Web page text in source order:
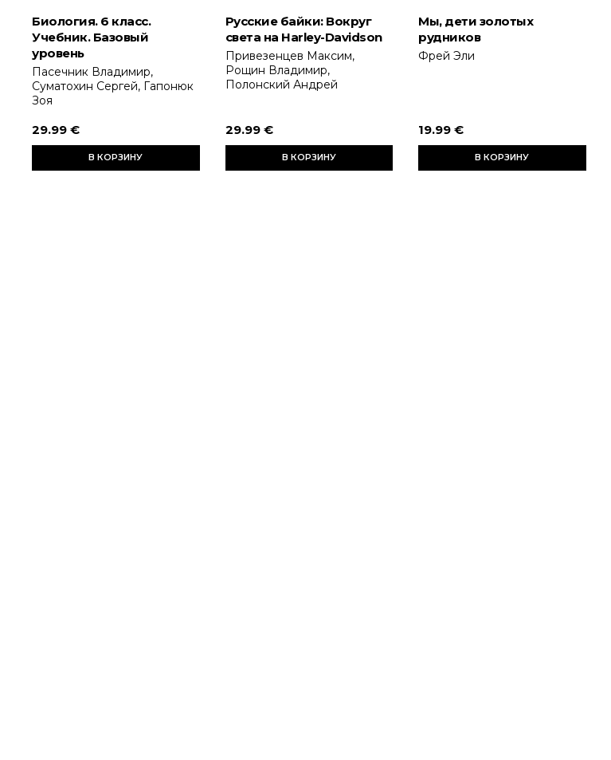
Биология. 6 класс.
Учебник. Базовый
уровень
Пасечник Владимир,
Суматохин Сергей, Гапонюк
Зоя
29.99 €
В КОРЗИНУ
Русские байки: Вокруг
света на Harley-Davidson
Привезенцев Максим,
Рощин Владимир,
Полонский Андрей
29.99 €
В КОРЗИНУ
Мы, дети золотых
рудников
Фрей Эли
19.99 €
В КОРЗИНУ